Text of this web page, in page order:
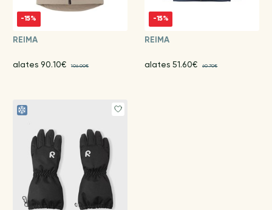
-15%
REIMA
alates 90.10€ 106.00€
-15%
REIMA
alates 51.60€ 60.70€